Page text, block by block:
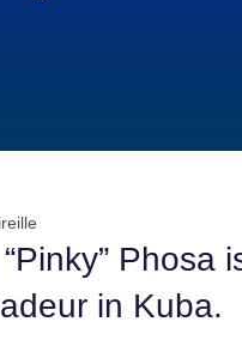
Phosa
in Kuba.